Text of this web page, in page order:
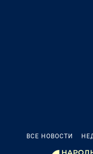
ВСЕ НОВОСТИ